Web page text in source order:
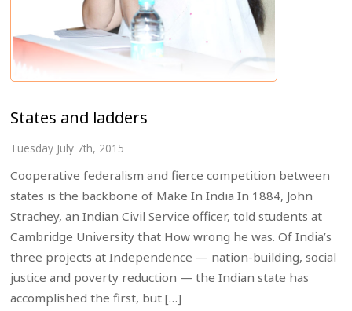
States and ladders
Tuesday July 7th, 2015
Cooperative federalism and fierce competition between
states is the backbone of Make In India In 1884, John
Strachey, an Indian Civil Service officer, told students at
Cambridge University that How wrong he was. Of India’s
three projects at Independence — nation-building, social
justice and poverty reduction — the Indian state has
accomplished the first, but […]